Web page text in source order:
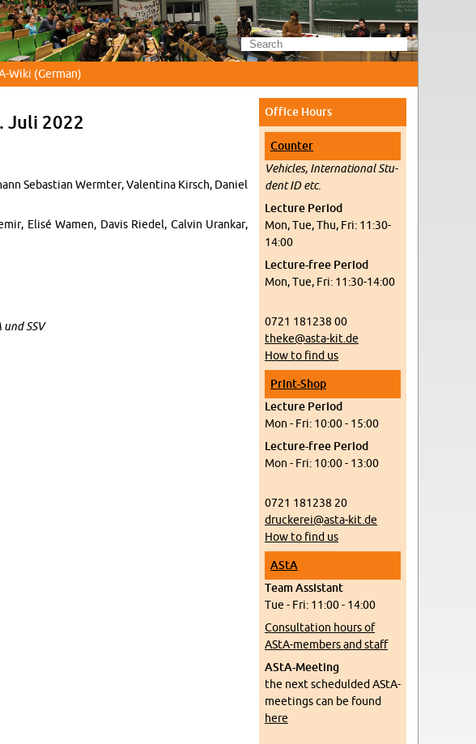
Wiki (Ger­man)
Juli 2022
Se­bas­t­ian Wermter, Valentina Kirsch, Daniel
Elisé Wamen, Davis Riedel, Calvin Urankar,
SSV
Of­fice Hours
Counter
Ve­hi­cles, In­ter­na­tional Stu­
dent ID etc.
Lec­ture Pe­riod
Mon, Tue, Thu, Fri: 11:30-
14:00
Lec­ture-free Pe­riod
Mon, Tue, Fri: 11:30-14:00
0721 181238 00
theke@​asta-​kit.​de
How to find us
Print-Shop
Lec­ture Pe­riod
Mon - Fri: 10:00 - 15:00
Lec­ture-free Pe­riod
Mon - Fri: 10:00 - 13:00
0721 181238 20
druckerei@​asta-​kit.​de
How to find us
AStA
Team As­sis­tant
Tue - Fri: 11:00 - 14:00
Con­sul­ta­tion hours of
AStA-mem­bers and staff
AStA-Meet­ing
the next schedulded AStA-
meet­ings can be found
here